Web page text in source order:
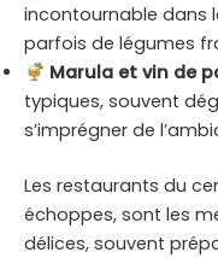
incontournable dans
parfois de légumes
Marula et vin de
typiques, souvent
s’imprégner de
Les restaurants du
échoppes, sont les
délices, souvent